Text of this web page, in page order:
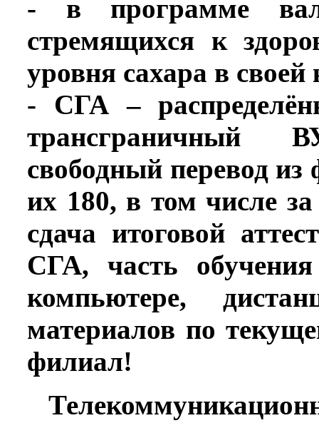
- в программе
стремящихся к
уровня сахара в своей
- СГА –
трансграничный
свободный перевод
их 180, в том числе
сдача итоговой
СГА, часть
компьютере,
материалов по
филиал!